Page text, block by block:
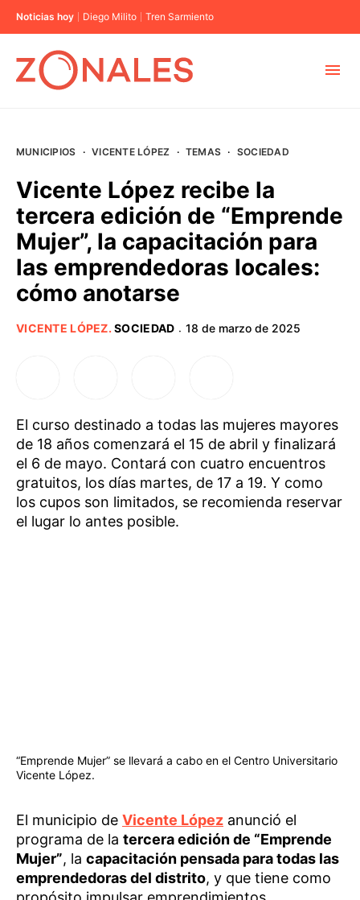
Noticias hoy Diego Milito Tren Sarmiento
BUENOS AIRES
PROVINCIAS
MUNICIPIOS · VICENTE LÓPEZ · TEMAS · SOCIEDAD
Vicente López recibe la
tercera edición de “Emprende
Mujer”, la capacitación para
las emprendedoras locales:
cómo anotarse
VICENTE LÓPEZ.SOCIEDAD · 18 de marzo de 2025
El curso destinado a todas las mujeres mayores
de 18 años comenzará el 15 de abril y finalizará
el 6 de mayo. Contará con cuatro encuentros
gratuitos, los días martes, de 17 a 19. Y como
los cupos son limitados, se recomienda reservar
el lugar lo antes posible.
“Emprende Mujer” se llevará a cabo en el Centro Universitario
Vicente López.
El municipio de Vicente López anunció el
programa de la tercera edición de “Emprende
Mujer”, la capacitación pensada para todas las
emprendedoras del distrito, y que tiene como